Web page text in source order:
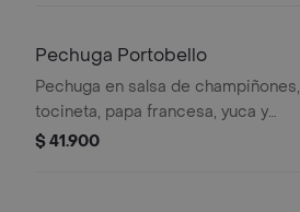
Pechuga Portobello
Pechuga en salsa de champiñones,
tocineta, papa francesa, yuca y
$ 41.900